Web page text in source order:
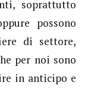
soprattutto
possono
di settore,
per noi sono
in anticipo e